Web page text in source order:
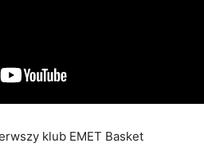
klub EMET Basket